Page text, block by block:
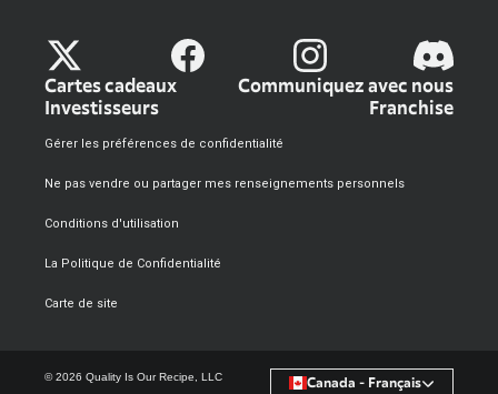
Cartes cadeaux
Communiquez avec nous
Investisseurs
Franchise
Carte de site
La Politique de Confidentialité
Conditions d'utilisation
Ne pas vendre ou partager mes renseignements personnels
Gérer les préférences de confidentialité
© 2026 Quality Is Our Recipe, LLC Canada - Français